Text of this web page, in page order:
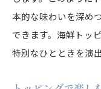
本的な味わいを深め
できます。海鮮トッ
特別なひとときを演